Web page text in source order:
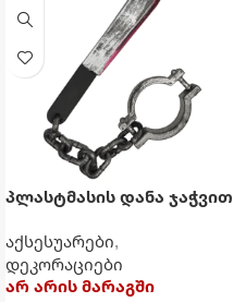
პლასტმასის დანა ჯაჭვით
აქსესუარები,
დეკორაციები
არ არის მარაგში